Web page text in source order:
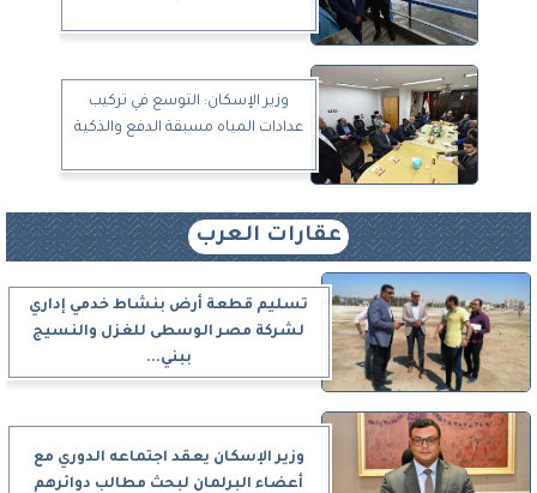
وزير الإسكان: التوسع في تركيب
عدادات المياه مسبقة الدفع والذكية
عقارات العرب
تسليم قطعة أرض بنشاط خدمي إداري
لشركة مصر الوسطى للغزل والنسيج
ببني...
وزير الإسكان يعقد اجتماعه الدوري مع
أعضاء البرلمان لبحث مطالب دوائرهم